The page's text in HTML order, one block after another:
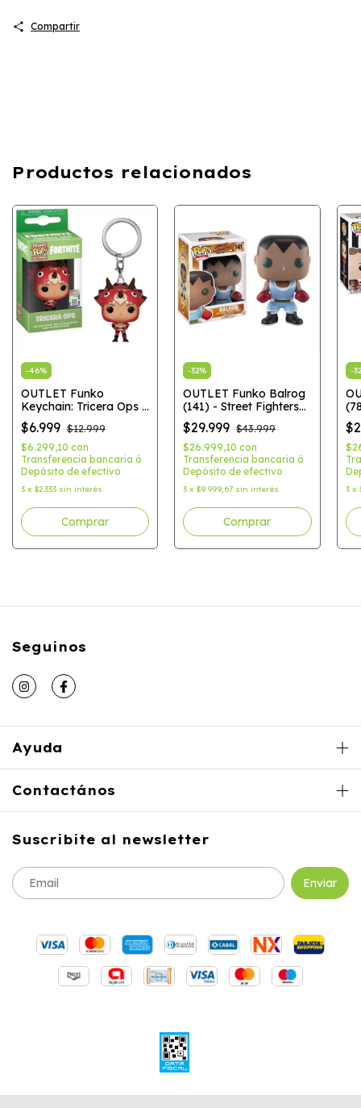
Compartir
Productos relacionados
-46%
OUTLET Funko
Keychain: Tricera Ops -
Fortnite (Games)
$6.999 $12.999
$6.299,10 con
Transferencia bancaria ó
Depósito de efectivo
3 x $2.333 sin interés
-32%
OUTLET Funko Balrog
(141) - Street Fighters
(Games)
$29.999 $43.999
$26.999,10con
Transferencia bancaria ó
Depósito de efectivo
3 x$9.999,67 sin interés
-32
3 x
Seguinos
Ayuda
Contactános
Suscribite al newsletter